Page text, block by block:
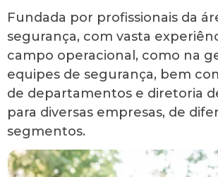
Fundada por profissionais da
segurança, com vasta
campo operacional, como na
equipes de segurança, bem
de departamentos e diretoria
para diversas empresas, de
segmentos.